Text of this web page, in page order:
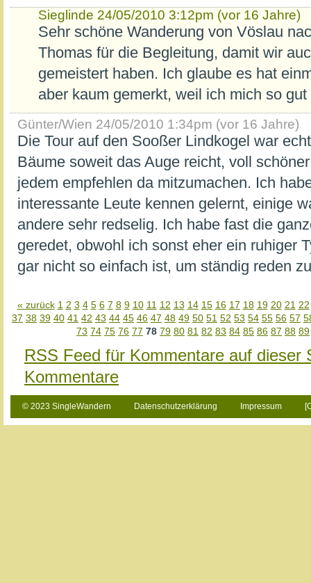
Sieglinde 24/05/2010 3:12pm (vor 16 Jahre)
Sehr schöne Wanderung von Vöslau
Thomas für die Begleitung, damit wir
gemeistert haben. Ich glaube es hat
aber kaum gemerkt, weil ich mich so
Günter/Wien 24/05/2010 1:34pm (vor 16 Jahre)
Die Tour auf den Sooßer Lindkogel war
Bäume soweit das Auge reicht, voll
jedem empfehlen da mitzumachen. Ich
interessante Leute kennen gelernt, einige
andere sehr redselig. Ich habe fast die
geredet, obwohl ich sonst eher ein ruhiger
gar nicht so einfach ist, um ständig reden
« zurück 1 2 3 4 5 6 7 8 9 10 11 12 13 14 15 16 17 18 19 20 21 22
37 38 39 40 41 42 43 44 45 46 47 48 49 50 51 52 53 54 55 56 57
73 74 75 76 77 78 79 80 81 82 83 84 85 86 87 88 89
RSS Feed für Kommentare auf dieser
Kommentare
© 2023 SingleWandern Datenschutzerklärung Impressum